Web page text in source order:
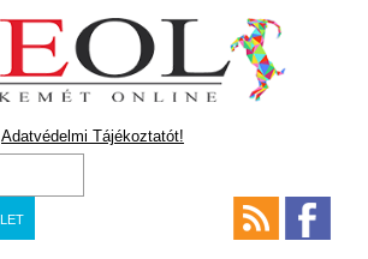
Adatvédelmi Tájékoztatót!